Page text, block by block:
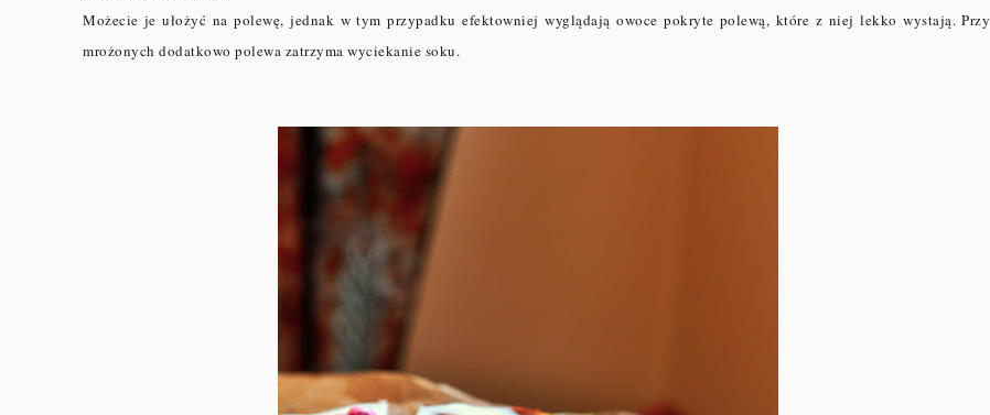
Możecie je ułożyć na polewę, jednak w tym przypadku efektowniej wyglądają owoce pokryte polewą, które z niej lekko wystają. Przy
mrożonych dodatkowo polewa zatrzyma wyciekanie soku.